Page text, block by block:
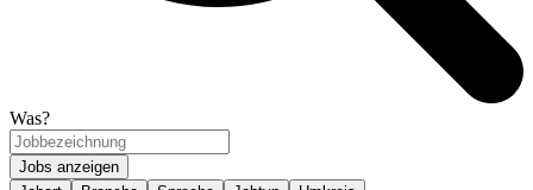
Was?
Jobs anzeigen